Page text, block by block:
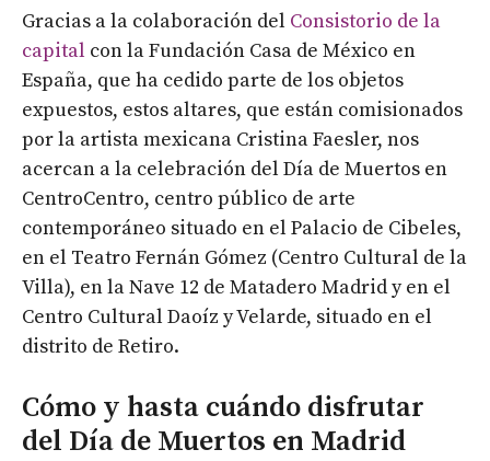
Gracias a la colaboración del Consistorio de la
capital con la Fundación Casa de México en
España, que ha cedido parte de los objetos
expuestos, estos altares, que están comisionados
por la artista mexicana Cristina Faesler, nos
acercan a la celebración del Día de Muertos en
CentroCentro, centro público de arte
contemporáneo situado en el Palacio de Cibeles,
en el Teatro Fernán Gómez (Centro Cultural de la
Villa), en la Nave 12 de Matadero Madrid y en el
Centro Cultural Daoíz y Velarde, situado en el
distrito de Retiro.
Cómo y hasta cuándo disfrutar
del Día de Muertos en Madrid